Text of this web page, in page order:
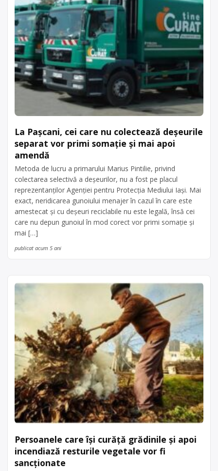
La Pașcani, cei care nu colectează deșeurile
separat vor primi somație și mai apoi
amendă
Metoda de lucru a primarului Marius Pintilie, privind
colectarea selectivă a deșeurilor, nu a fost pe placul
reprezentanților Agenției pentru Protecția Mediului Iași. Mai
exact, neridicarea gunoiului menajer în cazul în care este
amestecat și cu deșeuri reciclabile nu este legală, însă cei
care nu depun gunoiul în mod corect vor primi somație și
mai […]
publicat acum 5 ani
Persoanele care își curăță grădinile și apoi
incendiază resturile vegetale vor fi
sancționate